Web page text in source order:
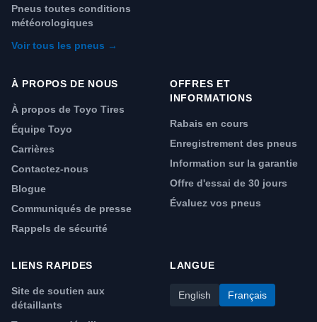
Pneus toutes conditions
météorologiques
Voir tous les pneus →
À PROPOS DE NOUS
À propos de Toyo Tires
Équipe Toyo
Carrières
Contactez-nous
Blogue
Communiqués de presse
Rappels de sécurité
OFFRES ET
INFORMATIONS
Rabais en cours
Enregistrement des pneus
Information sur la garantie
Offre d'essai de 30 jours
Évaluez vos pneus
LIENS RAPIDES
Site de soutien aux
détaillants
LANGUE
English Français